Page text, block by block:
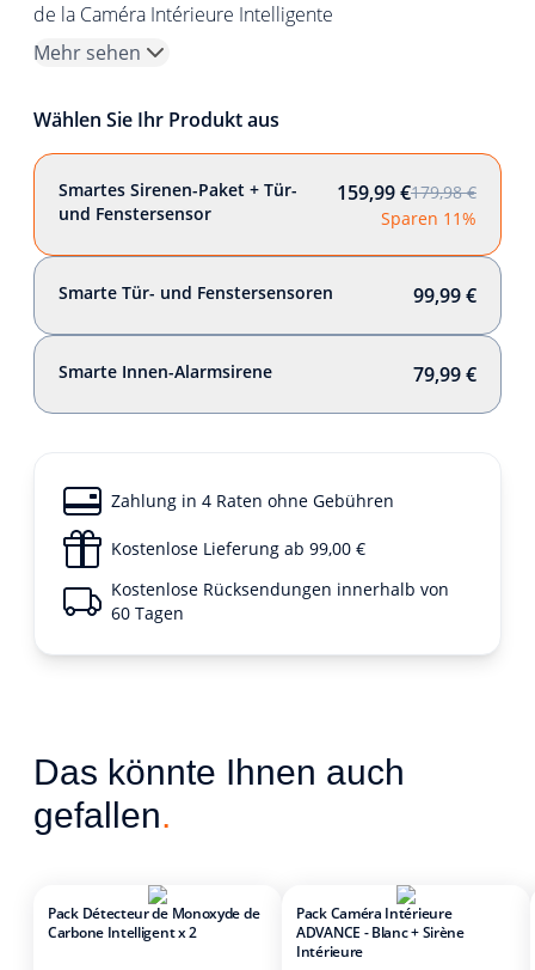
de la Caméra Intérieure Intelligente
Mehr sehen
Wählen Sie Ihr Produkt aus
Smartes Sirenen-Paket + Tür-
und Fenstersensor
159,99 €179,98 €
Sparen 11%
Smarte Tür- und Fenstersensoren 99,99 €
Smarte Innen-Alarmsirene 79,99 €
Zahlung in 4 Raten ohne Gebühren
Kostenlose Lieferung ab 99,00 €
Kostenlose Rücksendungen innerhalb von
60 Tagen
Das könnte Ihnen auch
gefallen.
Pack Détecteur de Monoxyde de
Carbone Intelligent x 2
Pack Caméra Intérieure
ADVANCE - Blanc + Sirène
Intérieure